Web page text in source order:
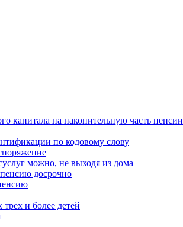
капитала на накопительную часть пенсии
по кодовому слову
можно, не выходя из дома
досрочно
и более детей